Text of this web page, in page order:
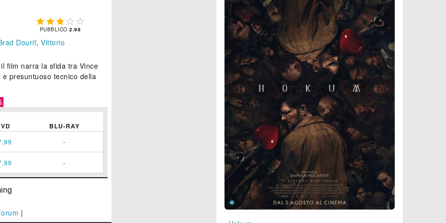
    
PUBBLICO2.98
Dourif, Vittorio
film narra la sfida tra Vince
presuntuoso tecnico della
BLU-RAY
-
-
|